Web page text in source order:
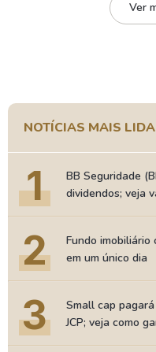
Ver
NOTÍCIAS MAIS
1
BB Seguridade
dividendos; veja
2
Fundo imobiliário
em um único dia
3
Small cap
JCP; veja como